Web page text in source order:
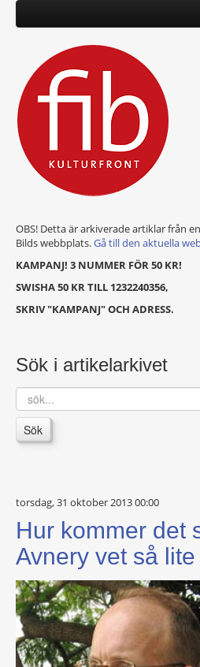
OBS! Detta är arkiverade artiklar från
Bilds webbplats.Gå till den aktuella
KAMPANJ! 3 NUMMER FÖR 50 KR!
SWISHA 50 KR TILL 1232240356,
SKRIV "KAMPANJ" OCH ADRESS.
Sök i artikelarkivet
sök...
Sök
torsdag, 31 oktober 2013 00:00
Hur kommer det
Avnery vet så